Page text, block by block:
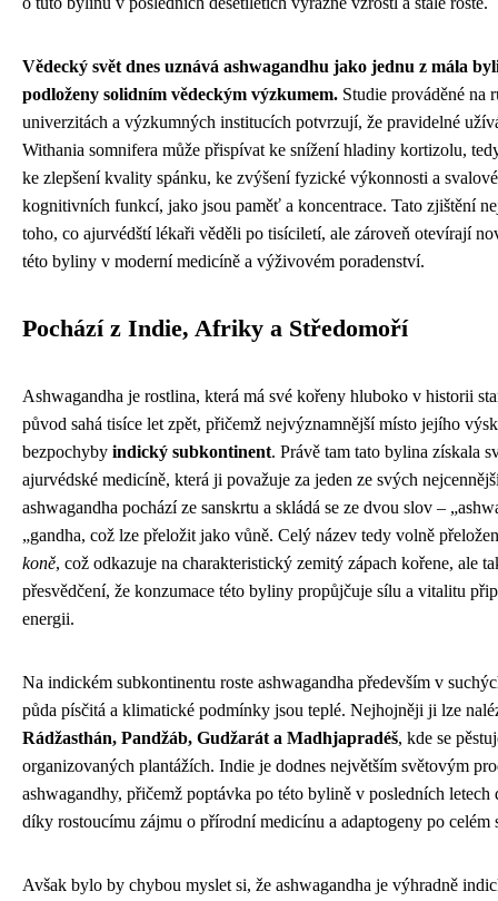
Vědecký svět dnes uznává ashwagandhu jako jednu z mála
podloženy solidním vědeckým výzkumem. Studie prováděné na
univerzitách a výzkumných institucích potvrzují, že pravidelné
Withania somnifera může přispívat ke snížení hladiny kortizolu,
ke zlepšení kvality spánku, ke zvýšení fyzické výkonnosti a
kognitivních funkcí, jako jsou paměť a koncentrace. Tato zjištění
toho, co ajurvédští lékaři věděli po tisíciletí, ale zároveň otevírají
této byliny v moderní medicíně a výživovém poradenství.
Pochází z Indie, Afriky a Středomoří
Ashwagandha je rostlina, která má své kořeny hluboko v historii
původ sahá tisíce let zpět, přičemž nejvýznamnější místo jejího
bezpochyby indický subkontinent. Právě tam tato bylina získala
ajurvédské medicíně, která ji považuje za jeden ze svých
ashwagandha pochází ze sanskrtu a skládá se ze dvou slov –
„gandha, což lze přeložit jako vůně. Celý název tedy volně
koně, což odkazuje na charakteristický zemitý zápach kořene, ale
přesvědčení, že konzumace této byliny propůjčuje sílu a vitalitu
energii.
Na indickém subkontinentu roste ashwagandha především v
půda písčitá a klimatické podmínky jsou teplé. Nejhojněji ji lze
Rádžasthán, Pandžáb, Gudžarát a Madhjapradéš, kde se
organizovaných plantážích. Indie je dodnes největším světovým
ashwagandhy, přičemž poptávka po této bylině v posledních letech
díky rostoucímu zájmu o přírodní medicínu a adaptogeny po celém
Avšak bylo by chybou myslet si, že ashwagandha je výhradně